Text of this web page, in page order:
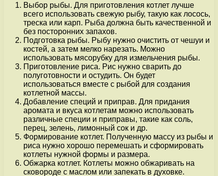
Выбор рыбы. Для приготовления котлет лучше
всего использовать свежую рыбу, такую как лосось,
треска или карп. Рыба должна быть качественной и
без посторонних запахов.
Подготовка рыбы. Рыбу нужно очистить от чешуи и
костей, а затем мелко нарезать. Можно
использовать мясорубку для измельчения рыбы.
Приготовление риса. Рис нужно сварить до
полуготовности и остудить. Он будет
использоваться вместе с рыбой для создания
котлетной массы.
Добавление специй и приправ. Для придания
аромата и вкуса котлетам можно использовать
различные специи и приправы, такие как соль,
перец, зелень, лимонный сок и др.
Формирование котлет. Полученную массу из рыбы и
риса нужно хорошо перемешать и сформировать
котлеты нужной формы и размера.
Обжарка котлет. Котлеты можно обжаривать на
сковороде с маслом или запекать в духовке.